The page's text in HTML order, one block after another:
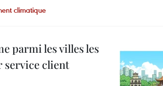
climatique
parmi les villes les
service client